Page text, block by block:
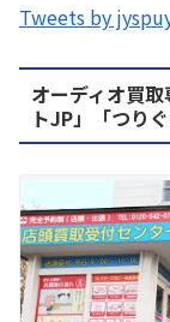
Tweets by
オーディオ買
トJP」「つり